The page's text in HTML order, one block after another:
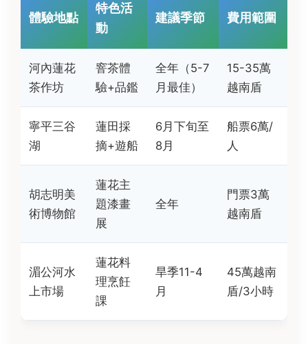
體驗地點
特色活
動
建議季節 費用範圍
河內蓮花
茶作坊
窨茶體
驗+品鑑
全年（5-7
月最佳）
15-35萬
越南盾
寧平三谷
湖
蓮田採
摘+遊船
6月下旬至
8月
船票6萬/
人
胡志明美
術博物館
蓮花主
題漆畫
展
全年
門票3萬
越南盾
湄公河水
上市場
蓮花料
理烹飪
課
旱季11-4
月
45萬越南
盾/3小時